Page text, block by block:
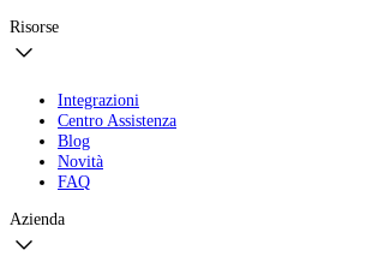
Risorse
Integrazioni
Centro Assistenza
Blog
Novità
FAQ
Azienda